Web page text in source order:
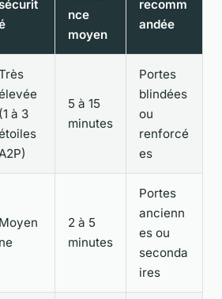
nce
moyen
recomm
andée
(1 à 3
5 à 15
minutes
Portes
blindées
ou
renforcé
es
Moyen
ne
2 à 5
minutes
Portes
ancienn
es ou
seconda
ires